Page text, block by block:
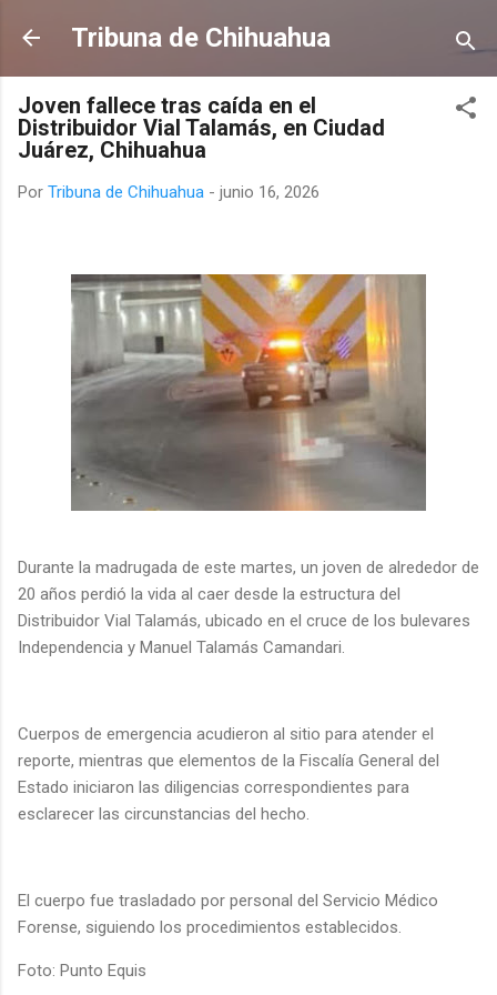
Ir al contenido principal
Tribuna de Chihuahua
Joven fallece tras caída en el
Distribuidor Vial Talamás, en Ciudad
Juárez, Chihuahua
Por Tribuna de Chihuahua - junio 16, 2026
Durante la madrugada de este martes, un joven de alrededor de
20 años perdió la vida al caer desde la estructura del
Distribuidor Vial Talamás, ubicado en el cruce de los bulevares
Independencia y Manuel Talamás Camandari.
Cuerpos de emergencia acudieron al sitio para atender el
reporte, mientras que elementos de la Fiscalía General del
Estado iniciaron las diligencias correspondientes para
esclarecer las circunstancias del hecho.
El cuerpo fue trasladado por personal del Servicio Médico
Forense, siguiendo los procedimientos establecidos.
Foto: Punto Equis